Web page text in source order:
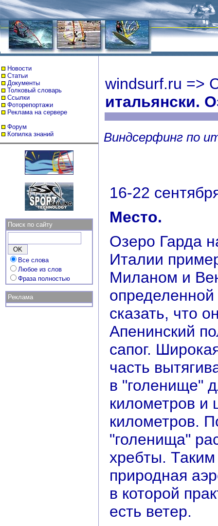
Новости
Статьи
Документы
Толковый словарь
Ссылки
Фоторепортажи
Реклама на сервере
Форум
Копилка знаний
Поиск по сайту
Все слова
Любое из слов
Фраза полностью
Реклама
windsurf.ru =>
итальянски.
Виндсерфинг по
16-22
Место.
Озеро Гарда
Италии
Миланом и
сказать, что
Апенинский
сапог.
часть
в "голенище"
километров и
километров.
"голенища"
хребты.
природная
в которой
есть ветер.